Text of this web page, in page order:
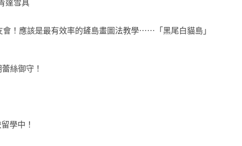
達雪具
！應該是最有效率的鏟島畫圖法教學⋯⋯「黑尾白貓島」
絲御守！
學中！